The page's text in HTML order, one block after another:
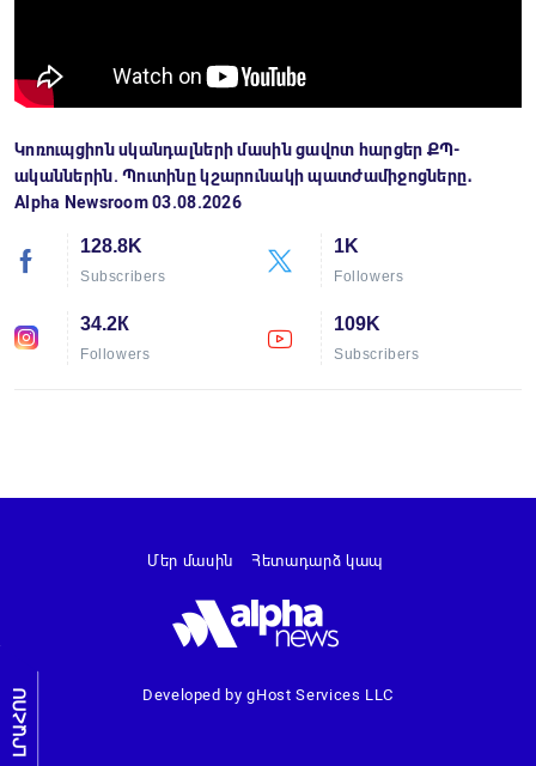
Կոռուպցիոն սկանդալների մասին ցավոտ հարցեր ՔՊ-
ականներին. Պուտինը կշարունակի պատժամիջոցները․
Alpha Newsroom 03.08.2026
128.8K
Subscribers
1K
Followers
34.2К
Followers
109K
Subscribers
ԼՐԱՀՈՍ Developed by gHost Services LLC
Մեր մասին Հետադարձ կապ